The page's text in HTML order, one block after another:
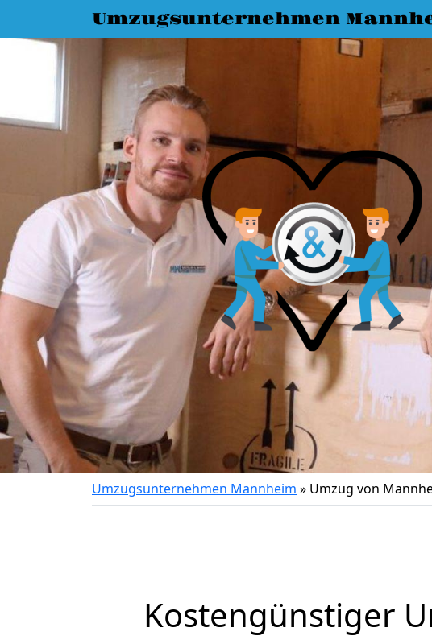
Umzugsunternehmen
Umzugsunternehmen Mannheim » Umzug von
Kostengünstiger